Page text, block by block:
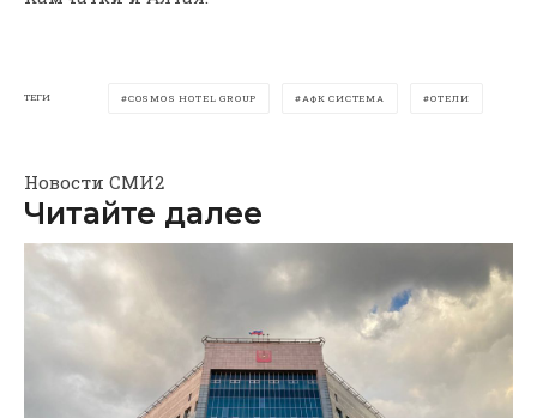
ТЕГИ COSMOS HOTEL GROUP АФК СИСТЕМА ОТЕЛИ
Новости СМИ2
Читайте далее